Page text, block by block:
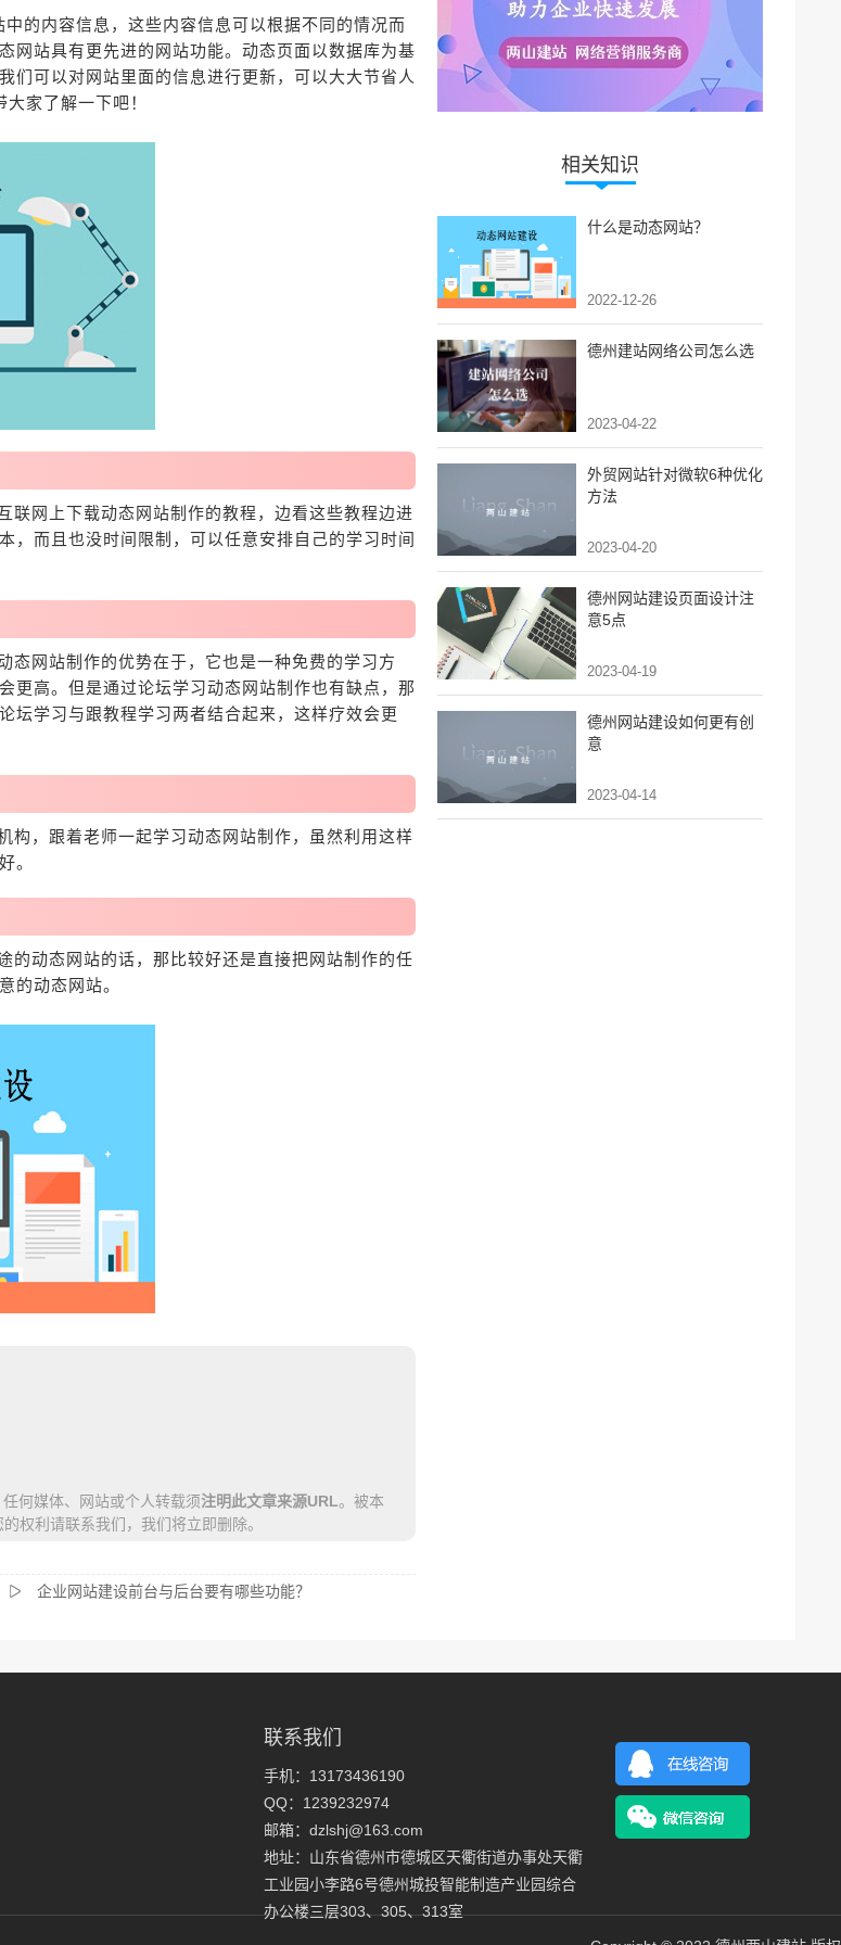
的内容信息，这些内容信息可以根据不同的情况而
网站具有更先进的网站功能。动态页面以数据库为基
们可以对网站里面的信息进行更新，可以大大节省人
大家了解一下吧！
联网上下载动态网站制作的教程，边看这些教程边进
，而且也没时间限制，可以任意安排自己的学习时间
态网站制作的优势在于，它也是一种免费的学习方
更高。但是通过论坛学习动态网站制作也有缺点，那
坛学习与跟教程学习两者结合起来，这样疗效会更
构，跟着老师一起学习动态网站制作，虽然利用这样
。
的动态网站的话，那比较好还是直接把网站制作的任
的动态网站。
任何媒体、网站或个人转载须注明此文章来源URL。被本
权利请联系我们，我们将立即删除。
企业网站建设前台与后台要有哪些功能？
相关知识
什么是动态网站？
2022-12-26
德州建站网络公司怎么选
2023-04-22
外贸网站针对微软6种优化
方法
2023-04-20
德州网站建设页面设计注
意5点
2023-04-19
德州网站建设如何更有创
意
2023-04-14
联系我们
手机：13173436190
QQ：1239232974
邮箱：dzlshj@163.com
地址：山东省德州市德城区天衢街道办事处天衢
工业园小李路6号德州城投智能制造产业园综合
办公楼三层303、305、313室